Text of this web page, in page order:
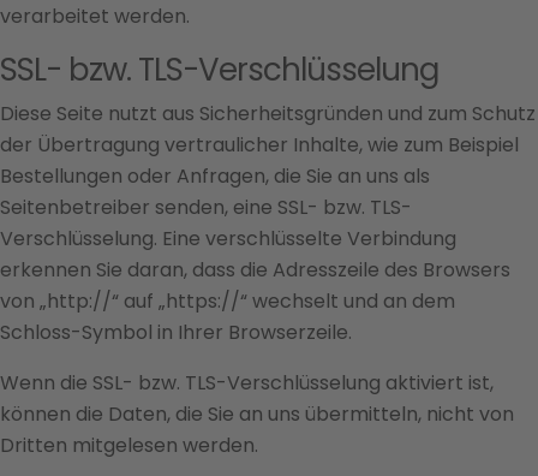
verarbeitet werden.
SSL- bzw. TLS-Verschlüsselung
Diese Seite nutzt aus Sicherheitsgründen und zum Schutz
der Übertragung vertraulicher Inhalte, wie zum Beispiel
Bestellungen oder Anfragen, die Sie an uns als
Seitenbetreiber senden, eine SSL- bzw. TLS-
Verschlüsselung. Eine verschlüsselte Verbindung
erkennen Sie daran, dass die Adresszeile des Browsers
von „http://“ auf „https://“ wechselt und an dem
Schloss-Symbol in Ihrer Browserzeile.
Wenn die SSL- bzw. TLS-Verschlüsselung aktiviert ist,
können die Daten, die Sie an uns übermitteln, nicht von
Dritten mitgelesen werden.